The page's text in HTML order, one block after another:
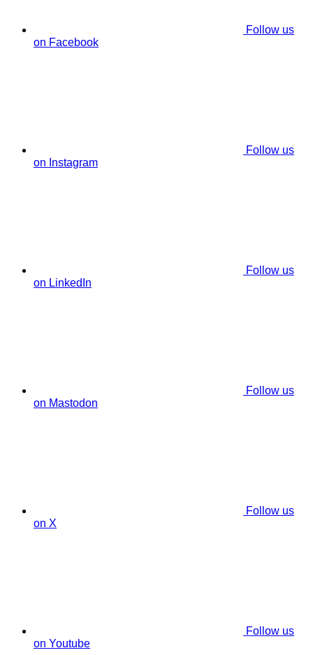
Follow us
on Facebook
Follow us
on Instagram
Follow us
on LinkedIn
Follow us
on Mastodon
Follow us
on X
Follow us
on Youtube